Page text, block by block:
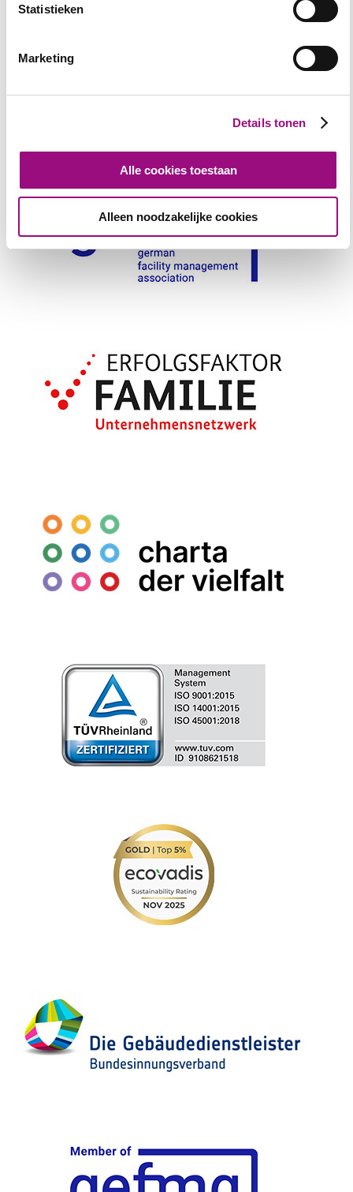
Statistieken
Marketing
Details tonen
Alle cookies toestaan
Alleen noodzakelijke cookies